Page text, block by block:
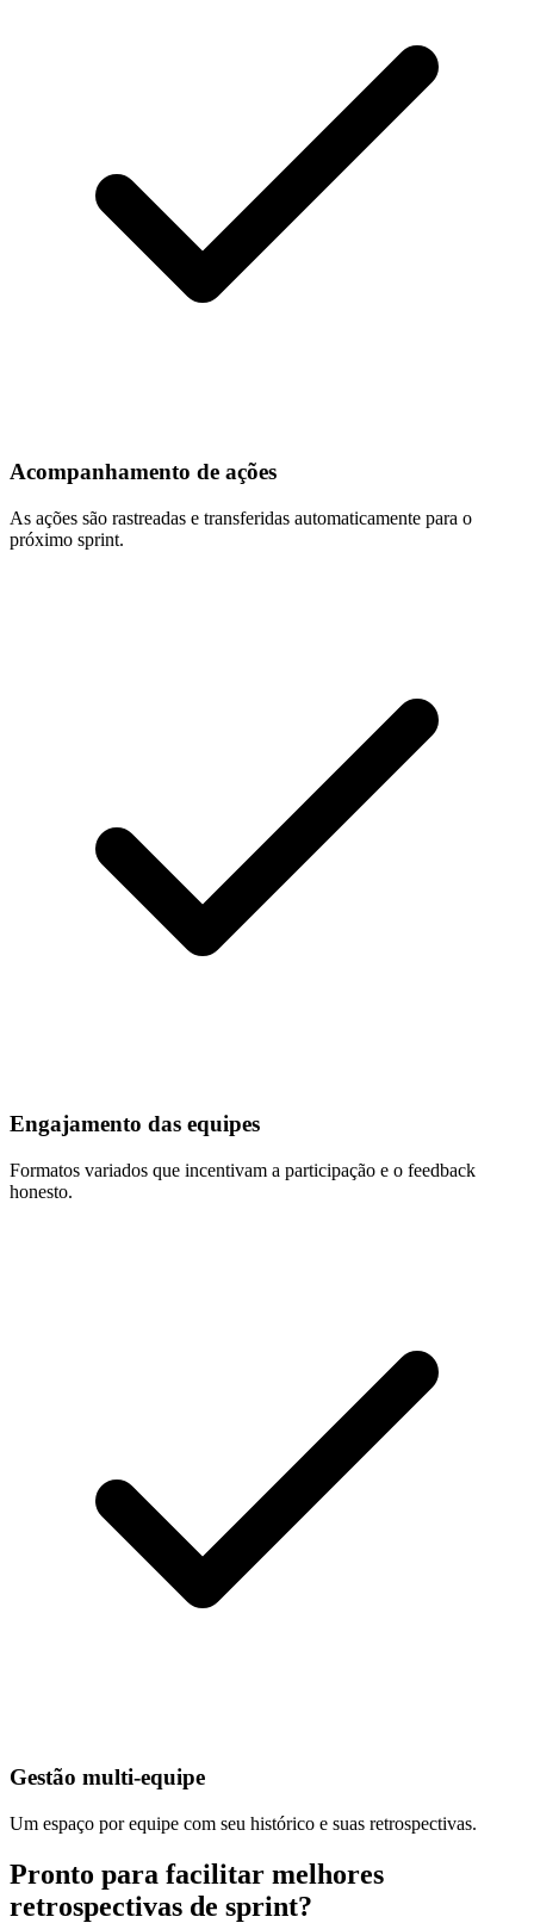
Acompanhamento de ações
As ações são rastreadas e transferidas automaticamente para o
próximo sprint.
Engajamento das equipes
Formatos variados que incentivam a participação e o feedback
honesto.
Gestão multi-equipe
Um espaço por equipe com seu histórico e suas retrospectivas.
Pronto para facilitar melhores
retrospectivas de sprint?